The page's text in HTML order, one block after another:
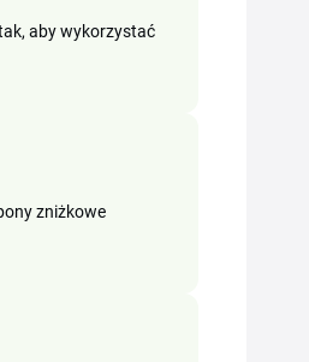
aby wykorzystać
zniżkowe